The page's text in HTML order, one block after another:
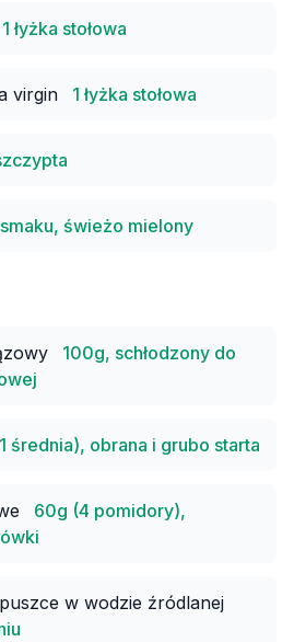
1 łyżka stołowa
virgin 1 łyżka stołowa
świeżo mielony
100g, schłodzony do
średnia), obrana i grubo starta
60g (4 pomidory),
w wodzie źródlanej